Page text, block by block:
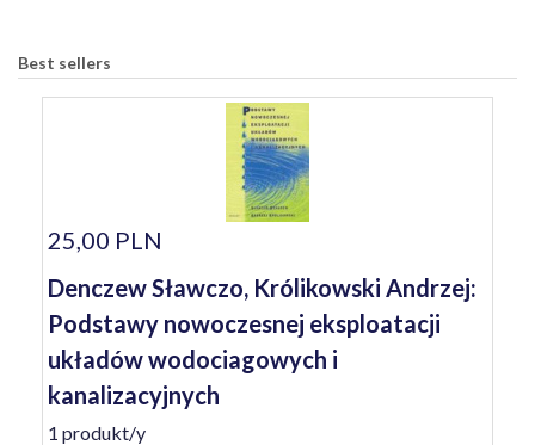
Best sellers
25,00 PLN
Denczew Sławczo, Królikowski Andrzej:
Podstawy nowoczesnej eksploatacji
układów wodociagowych i
kanalizacyjnych
1 produkt/y